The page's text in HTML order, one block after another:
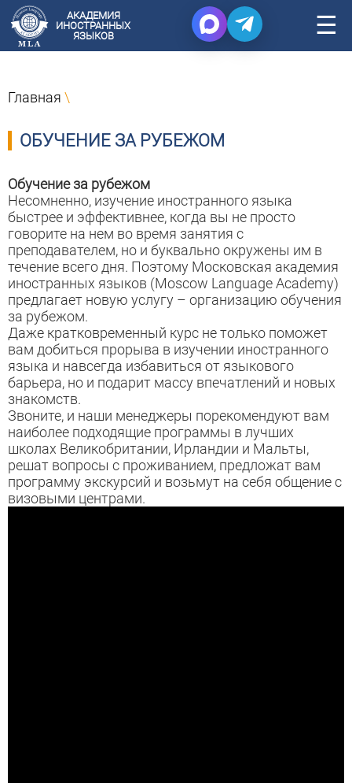
АКАДЕМИЯ
ИНОСТРАННЫХ
ЯЗЫКОВ
☰
Главная \
ОБУЧЕНИЕ ЗА РУБЕЖОМ
Обучение за рубежом
Несомненно, изучение иностранного языка
быстрее и эффективнее, когда вы не просто
говорите на нем во время занятия с
преподавателем, но и буквально окружены им в
течение всего дня. Поэтому Московская академия
иностранных языков (Moscow Language Academy)
предлагает новую услугу – организацию обучения
за рубежом.
Даже кратковременный курс не только поможет
вам добиться прорыва в изучении иностранного
языка и навсегда избавиться от языкового
барьера, но и подарит массу впечатлений и новых
знакомств.
Звоните, и наши менеджеры порекомендуют вам
наиболее подходящие программы в лучших
школах Великобритании, Ирландии и Мальты,
решат вопросы с проживанием, предложат вам
программу экскурсий и возьмут на себя общение с
визовыми центрами.